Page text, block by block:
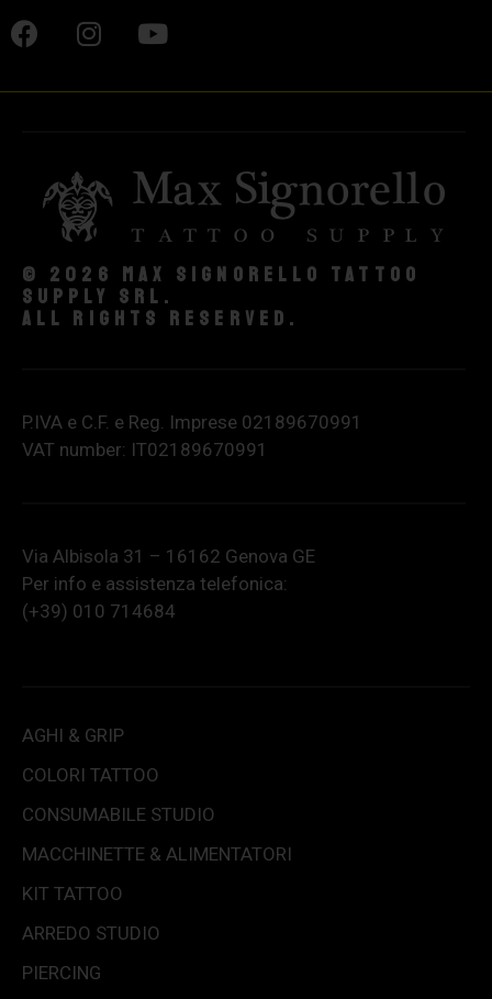
© 2026 Max Signorello Tattoo
supply srl.
All rights reserved.
P.IVA e C.F. e Reg. Imprese 02189670991
VAT number: IT02189670991
Via Albisola 31 – 16162 Genova GE
Per info e assistenza telefonica:
(+39) 010 714684
AGHI & GRIP
COLORI TATTOO
CONSUMABILE STUDIO
MACCHINETTE & ALIMENTATORI
KIT TATTOO
ARREDO STUDIO
PIERCING